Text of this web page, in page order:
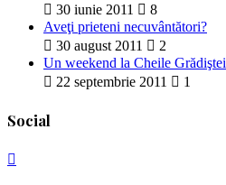
30 iunie 2011
8
Aveţi prieteni necuvântători?
30 august 2011
2
Un weekend la Cheile Grădiştei
22 septembrie 2011
1
Social